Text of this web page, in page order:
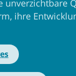
unverzichtbare
ihre